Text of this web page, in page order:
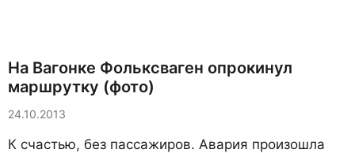
На Вагонке Фольксваген опрокинул
маршрутку (фото)
24.10.2013
К счастью, без пассажиров. Авария произошла